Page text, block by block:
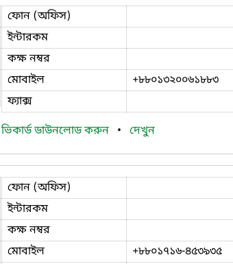
ফোন (অফিস)
ইন্টারকম
কক্ষ নম্বর
মোবাইল
+৮৮০১৩২০০৬১৮৮৩
ফ্যাক্স
ভিকার্ড ডাউনলোড করুন • দেখুন
ফোন (অফিস)
ইন্টারকম
কক্ষ নম্বর
মোবাইল
+৮৮০১৭১৬-৪৫৩৯৩৫